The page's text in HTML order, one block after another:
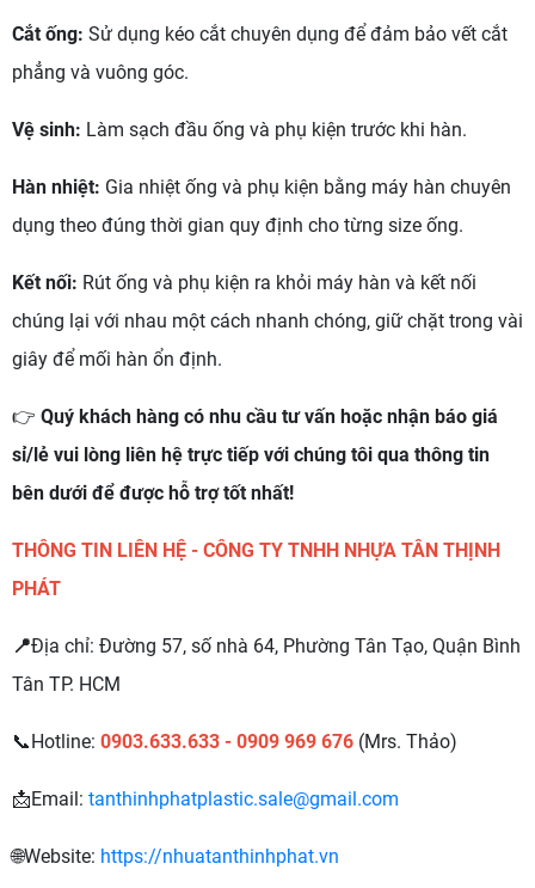
Cắt ống: Sử dụng kéo cắt chuyên dụng để đảm bảo vết cắt
phẳng và vuông góc.
Vệ sinh: Làm sạch đầu ống và phụ kiện trước khi hàn.
Hàn nhiệt: Gia nhiệt ống và phụ kiện bằng máy hàn chuyên
dụng theo đúng thời gian quy định cho từng size ống.
Kết nối: Rút ống và phụ kiện ra khỏi máy hàn và kết nối
chúng lại với nhau một cách nhanh chóng, giữ chặt trong vài
giây để mối hàn ổn định.
👉 Quý khách hàng có nhu cầu tư vấn hoặc nhận báo giá
sỉ/lẻ vui lòng liên hệ trực tiếp với chúng tôi qua thông tin
bên dưới để được hỗ trợ tốt nhất!
THÔNG TIN LIÊN HỆ - CÔNG TY TNHH NHỰA TÂN THỊNH
PHÁT
📍Địa chỉ: Đường 57, số nhà 64, Phường Tân Tạo, Quận Bình
Tân TP. HCM
📞Hotline: 0903.633.633 - 0909 969 676 (Mrs. Thảo)
📩Email: tanthinhphatplastic.sale@gmail.com
🌐Website: https://nhuatanthinhphat.vn